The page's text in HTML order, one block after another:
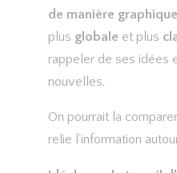
de manière graphique
plus globale et plus
rappeler de ses idées
nouvelles.
On pourrait la
relie l’information